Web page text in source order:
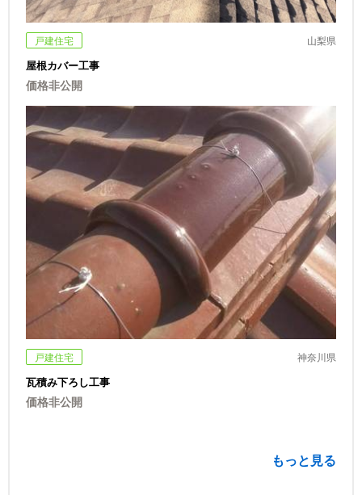
戸建住宅 山梨県
屋根カバー工事
価格非公開
戸建住宅 神奈川県
瓦積み下ろし工事
価格非公開
もっと見る